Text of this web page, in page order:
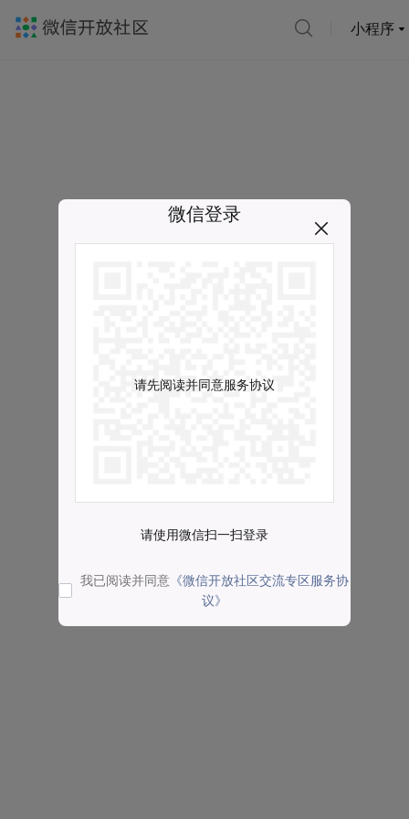
小程序
微信登录
请先阅读并同意服务协议
请使用微信扫一扫登录
我已阅读并同意 《微信开放社区交流专区服务协
议》